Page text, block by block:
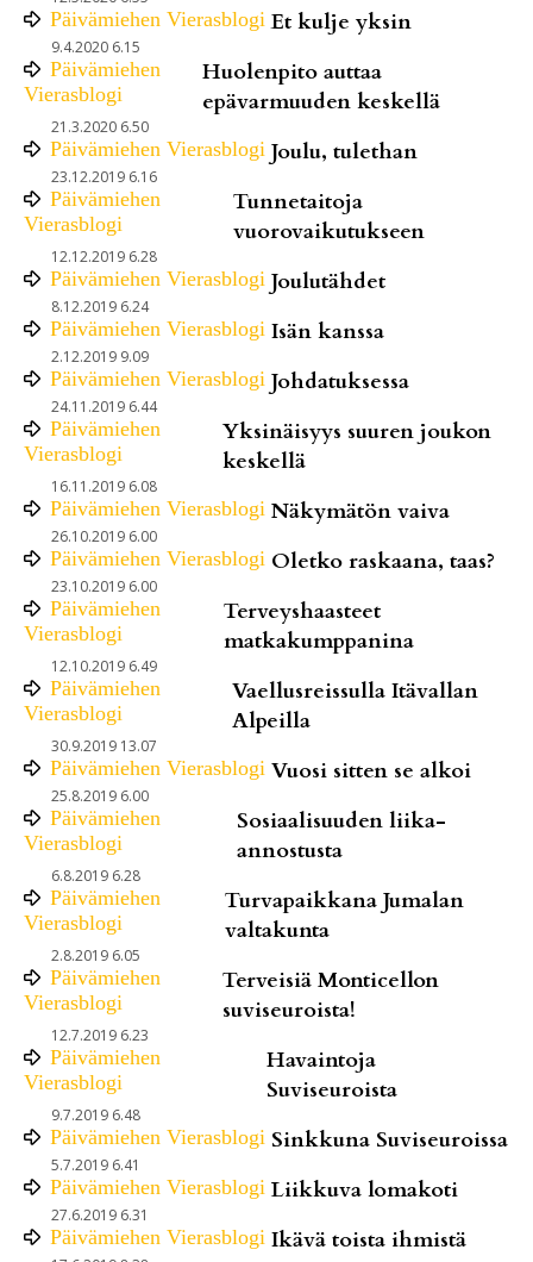
Päivämiehen Vierasblogi Et kulje yksin
9.4.2020 6.15
Päivämiehen
Vierasblogi
Huolenpito auttaa
epävarmuuden keskellä
21.3.2020 6.50
Päivämiehen Vierasblogi Joulu, tulethan
23.12.2019 6.16
Päivämiehen
Vierasblogi
Tunnetaitoja
vuorovaikutukseen
12.12.2019 6.28
Päivämiehen Vierasblogi Joulutähdet
8.12.2019 6.24
Päivämiehen Vierasblogi Isän kanssa
2.12.2019 9.09
Päivämiehen Vierasblogi Johdatuksessa
24.11.2019 6.44
Päivämiehen
Vierasblogi
Yksinäisyys suuren joukon
keskellä
16.11.2019 6.08
Päivämiehen Vierasblogi Näkymätön vaiva
26.10.2019 6.00
Päivämiehen Vierasblogi Oletko raskaana, taas?
23.10.2019 6.00
Päivämiehen
Vierasblogi
Terveyshaasteet
matkakumppanina
12.10.2019 6.49
Päivämiehen
Vierasblogi
Vaellusreissulla Itävallan
Alpeilla
30.9.2019 13.07
Päivämiehen Vierasblogi Vuosi sitten se alkoi
25.8.2019 6.00
Päivämiehen
Vierasblogi
Sosiaalisuuden liika-
annostusta
6.8.2019 6.28
Päivämiehen
Vierasblogi
Turvapaikkana Jumalan
valtakunta
2.8.2019 6.05
Päivämiehen
Vierasblogi
Terveisiä Monticellon
suviseuroista!
12.7.2019 6.23
Päivämiehen
Vierasblogi
Havaintoja
Suviseuroista
9.7.2019 6.48
Päivämiehen Vierasblogi Sinkkuna Suviseuroissa
5.7.2019 6.41
Päivämiehen Vierasblogi Liikkuva lomakoti
27.6.2019 6.31
Päivämiehen Vierasblogi Ikävä toista ihmistä